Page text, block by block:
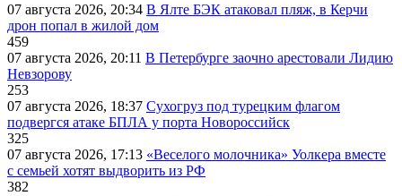
07 августа 2026, 20:34 В Ялте БЭК атаковал пляж, в Керчи
дрон попал в жилой дом
459
07 августа 2026, 20:11 В Петербурге заочно арестовали Лидию
Невзорову
253
07 августа 2026, 18:37 Сухогруз под турецким флагом
подвергся атаке БПЛА у порта Новороссийск
325
07 августа 2026, 17:13 «Веселого молочника» Уолкера вместе
с семьей хотят выдворить из РФ
382